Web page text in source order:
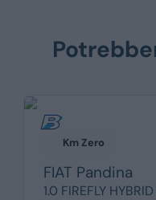
Km Zero
FIAT Pandina
1.0 FIREFLY